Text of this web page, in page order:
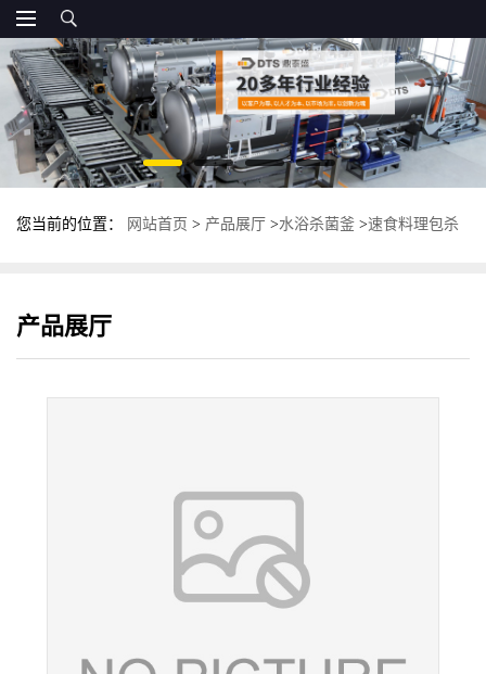
您当前的位置： 网站首页 > 产品展厅 >水浴杀菌釜 >速食料理包杀
产品展厅